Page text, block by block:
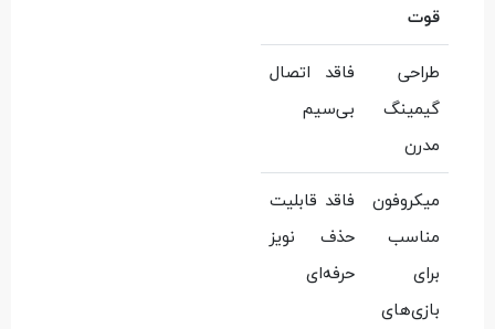
قوت
طراحی
گیمینگ
مدرن
فاقد اتصال
بی‌سیم
میکروفون
مناسب
برای
بازی‌های
فاقد قابلیت
حذف نویز
حرفه‌ای